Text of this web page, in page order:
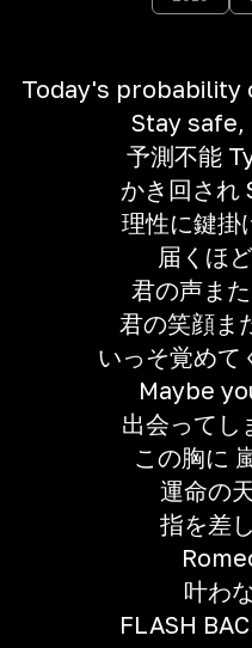
Today's probability
Stay
予測不能
かき回され
理性に鍵掛
届くほ
君の声ま
君の笑顔ま
いっそ覚めて
Maybe
出会ってし
この胸に
運命の
指を差
叶わ
FLASH